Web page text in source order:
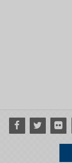
Facebook
Twitter Flickr